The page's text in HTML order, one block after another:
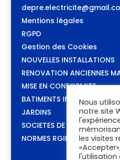
Mentions légales
RGPD
Gestion des Cookies
NOUVELLES INSTALLATIONS
RENOVATION ANCIENNES
MISE EN CONFORMITE
BATIMENTS INDUSTRIELS
JARDINS
SOCIETES DE CONTROLE
NORMES RGIE & RGPT
Nous
notre site
les visites
l'utilisation